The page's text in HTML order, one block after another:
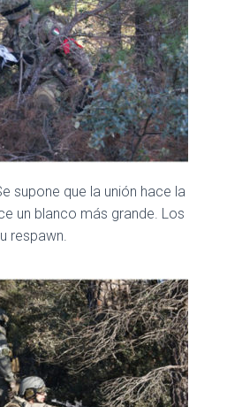
supone que la unión hace la
un blanco más grande. Los
respawn.